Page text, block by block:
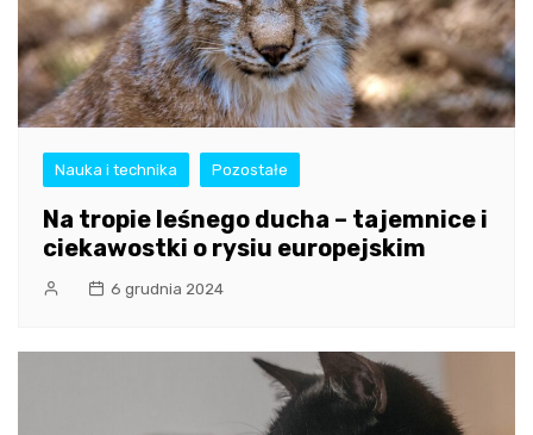
Nauka i technika Pozostałe
Na tropie leśnego ducha – tajemnice i
ciekawostki o rysiu europejskim
6 grudnia 2024